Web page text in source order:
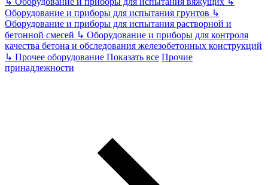
Оборудование и приборы для испытания грунтов ↳
Оборудование и приборы для испытания растворной и
бетонной смесей ↳ Оборудование и приборы для контроля
качества бетона и обследования железобетонных конструкций
↳ Прочее оборудование Показать все Прочие
принадлежности